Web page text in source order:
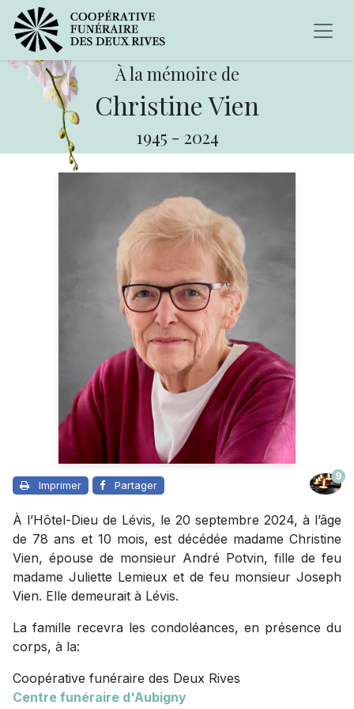
À la mémoire de
Christine Vien
1945 - 2024
Imprimer Partager
9
À l’Hôtel-Dieu de Lévis, le 20 septembre 2024, à l’âge
de 78 ans et 10 mois, est décédée madame Christine
Vien, épouse de monsieur André Potvin, fille de feu
madame Juliette Lemieux et de feu monsieur Joseph
Vien. Elle demeurait à Lévis.
La famille recevra les condoléances, en présence du
corps, à la:
Coopérative funéraire des Deux Rives
Centre funéraire d'Aubigny